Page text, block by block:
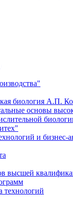
биология А.П.
основы
и бизнес-
высшей
технологий